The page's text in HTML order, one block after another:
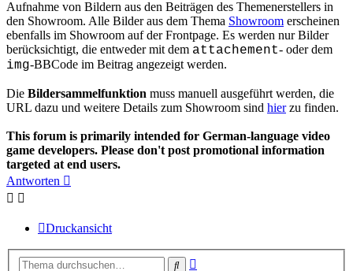
Aufnahme von Bildern aus den Beiträgen des Themenerstellers in
den Showroom. Alle Bilder aus dem Thema Showroom erscheinen
ebenfalls im Showroom auf der Frontpage. Es werden nur Bilder
berücksichtigt, die entweder mit dem attachement- oder dem
img-BBCode im Beitrag angezeigt werden.
Die Bildersammelfunktion muss manuell ausgeführt werden, die
URL dazu und weitere Details zum Showroom sind hierzu finden.
This forum is primarily intended for German-language video
game developers. Please don't post promotional information
targeted at end users.
Antworten
Druckansicht
Suche